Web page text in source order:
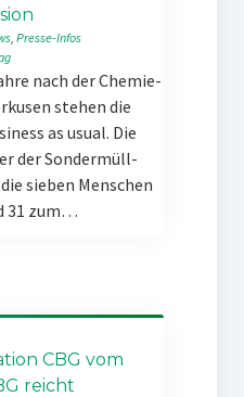
, Presse-Infos
nach der Chemie-
stehen die
as usual. Die
der Sondermüll-
sieben Menschen
31 zum…
CBG vom
reicht